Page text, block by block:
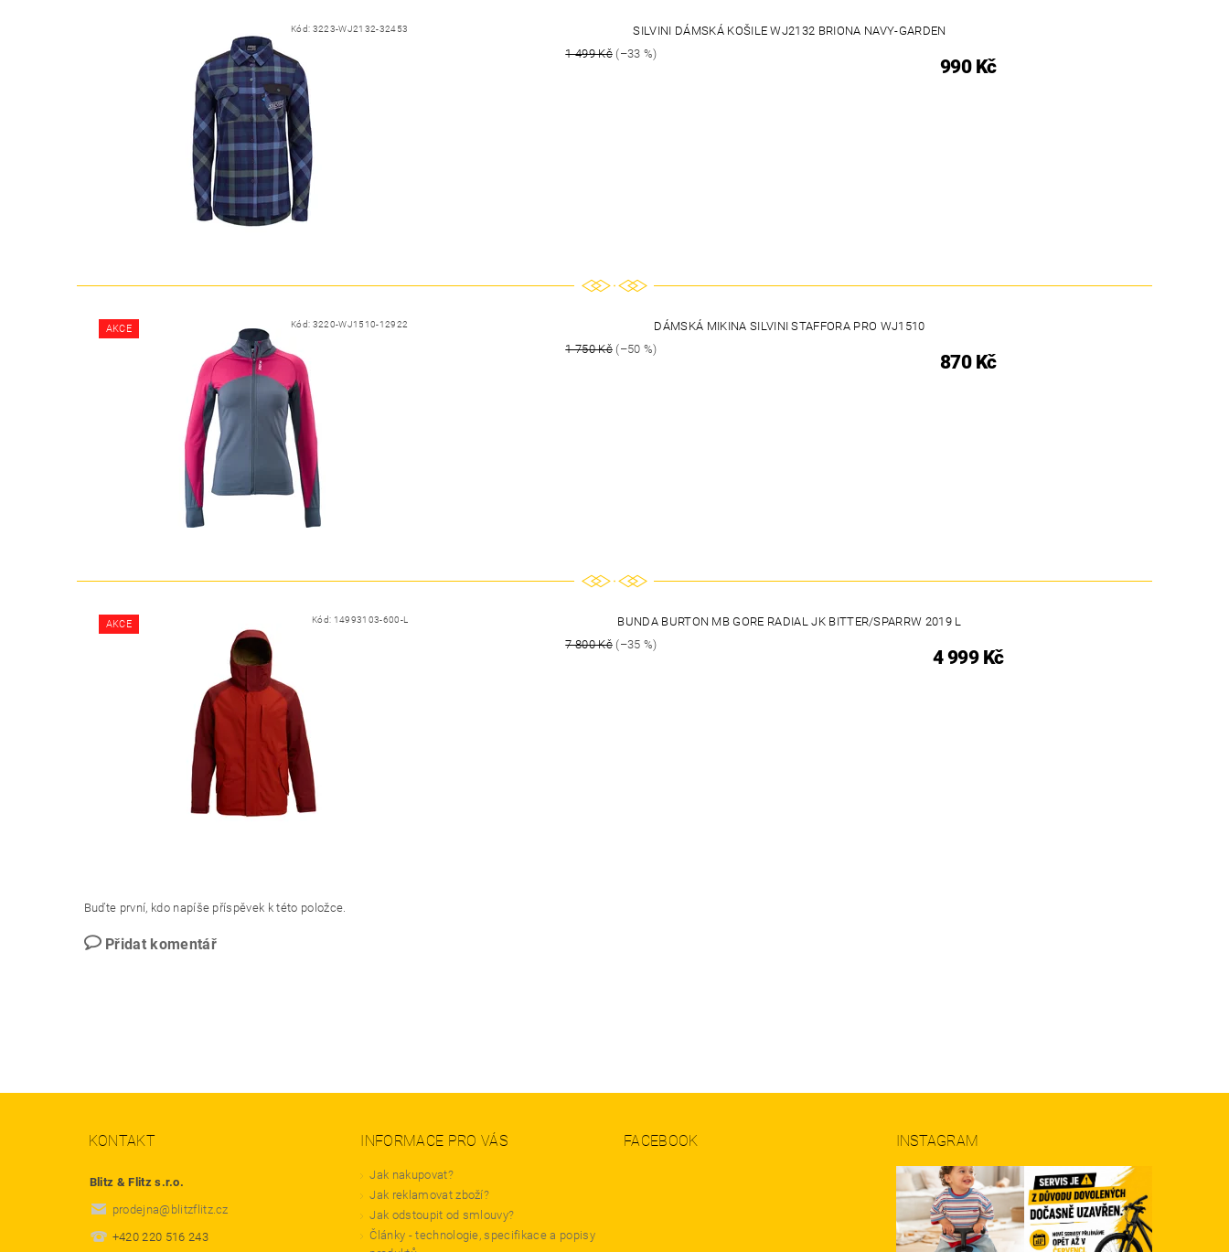
Kód: 3223-WJ2132-32453
SILVINI DÁMSKÁ KOŠILE WJ2132 BRIONA NAVY-GARDEN
1 499 Kč(–33 %)
990 Kč
AKCE Kód: 3220-WJ1510-12922
DÁMSKÁ MIKINA SILVINI STAFFORA PRO WJ1510
1 750 Kč(–50 %)
870 Kč
AKCE Kód: 14993103-600-L
BUNDA BURTON MB GORE RADIAL JK BITTER/SPARRW 2019 L
7 800 Kč(–35 %)
4 999 Kč
Buďte první, kdo napíše příspěvek k této položce.
Přidat komentář
KONTAKT
Blitz & Flitz s.r.o.
prodejna@ blitzflitz.cz
+420 220 516 243
INFORMACE PRO VÁS
Jak nakupovat?
Jak reklamovat zboží?
Jak odstoupit od smlouvy?
Články - technologie, specifikace a popisy
FACEBOOK INSTAGRAM